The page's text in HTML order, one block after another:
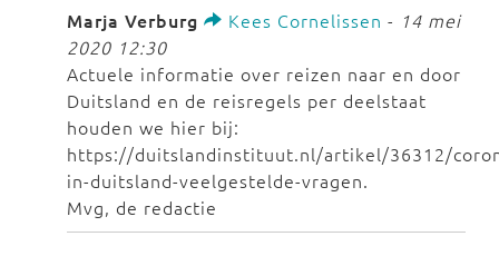
Marja Verburg Kees Cornelissen - 14 mei
2020 12:30
Actuele informatie over reizen naar en door
Duitsland en de reisregels per deelstaat
houden we hier bij:
https://duitslandinstituut.nl/artikel/36312/
in-duitsland-veelgestelde-vragen.
Mvg, de redactie